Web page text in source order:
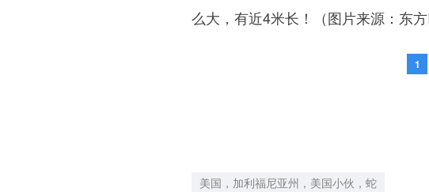
么大，有近4米长！（图片来源：东方
1
美国，加利福尼亚州，美国小伙，蛇